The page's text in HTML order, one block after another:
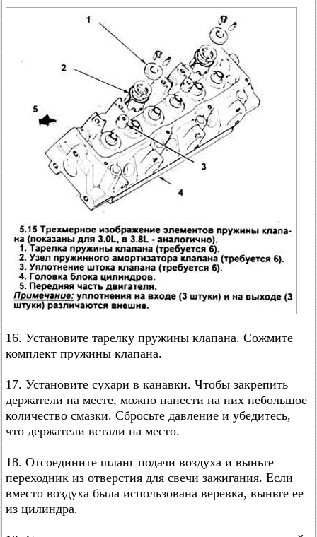
16. Установите тарелку пружины клапана. Сожмите
комплект пружины клапана.
17. Установите сухари в канавки. Чтобы закрепить
держатели на месте, можно нанести на них небольшое
количество смазки. Сбросьте давление и убедитесь,
что держатели встали на место.
18. Отсоедините шланг подачи воздуха и выньте
переходник из отверстия для свечи зажигания. Если
вместо воздуха была использована веревка, выньте ее
из цилиндра.